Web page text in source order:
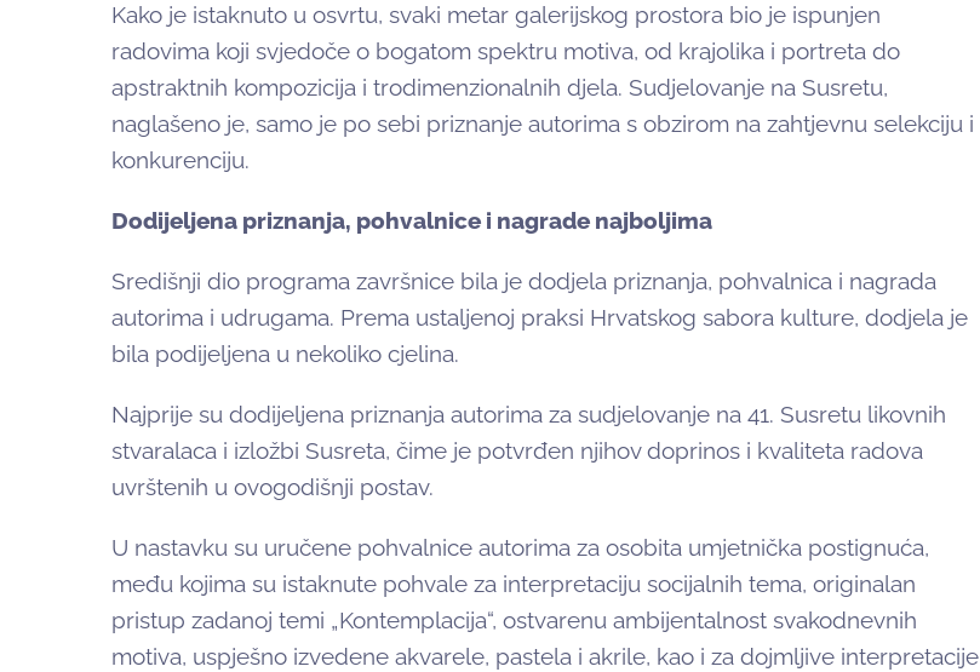
Kako je istaknuto u osvrtu, svaki metar galerijskog prostora bio je ispunjen
radovima koji svjedoče o bogatom spektru motiva, od krajolika i portreta do
apstraktnih kompozicija i trodimenzionalnih djela. Sudjelovanje na Susretu,
naglašeno je, samo je po sebi priznanje autorima s obzirom na zahtjevnu selekciju i
konkurenciju.
Dodijeljena priznanja, pohvalnice i nagrade najboljima
Središnji dio programa završnice bila je dodjela priznanja, pohvalnica i nagrada
autorima i udrugama. Prema ustaljenoj praksi Hrvatskog sabora kulture, dodjela je
bila podijeljena u nekoliko cjelina.
Najprije su dodijeljena priznanja autorima za sudjelovanje na 41. Susretu likovnih
stvaralaca i izložbi Susreta, čime je potvrđen njihov doprinos i kvaliteta radova
uvrštenih u ovogodišnji postav.
U nastavku su uručene pohvalnice autorima za osobita umjetnička postignuća,
među kojima su istaknute pohvale za interpretaciju socijalnih tema, originalan
pristup zadanoj temi „Kontemplacija“, ostvarenu ambijentalnost svakodnevnih
motiva, uspješno izvedene akvarele, pastela i akrile, kao i za dojmljive interpretacije